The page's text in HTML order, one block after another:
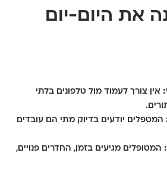
את היום-יום
אין צורך לעמוד מול טלפונים בלתי
המטפלים יודעים בדיוק מתי הם עובדים
המטופלים מגיעים בזמן, החדרים פנויים,